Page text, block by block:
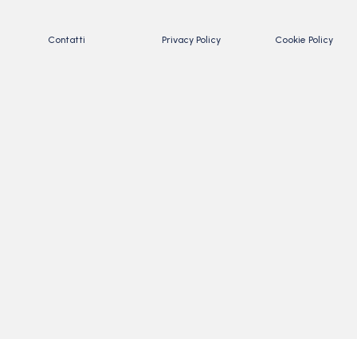
Contatti Privacy Policy Cookie Policy